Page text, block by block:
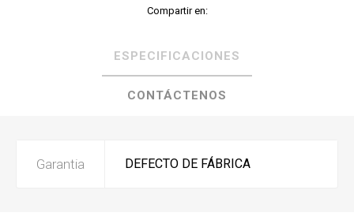
Compartir en:
ESPECIFICACIONES
CONTÁCTENOS
Garantia DEFECTO DE FÁBRICA